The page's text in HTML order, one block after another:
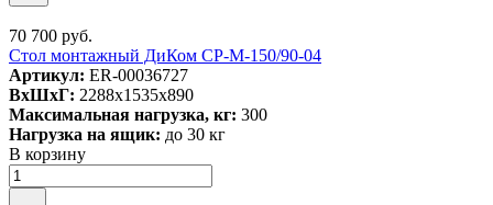
70 700 руб.
Стол монтажный ДиКом СР-М-150/90-04
Артикул: ER-00036727
ВxШxГ: 2288x1535x890
Максимальная нагрузка, кг: 300
Нагрузка на ящик: до 30 кг
В корзину